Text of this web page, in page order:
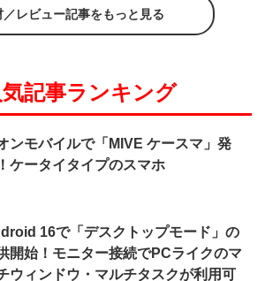
／レビュー記事をもっと見る
気記事ランキング
ンモバイルで「MIVE ケースマ」発
ケータイタイプのスマホ
16で「デスクトップモード」の
開始！モニター接続でPCライクのマ
ウィンドウ・マルチタスクが利用可